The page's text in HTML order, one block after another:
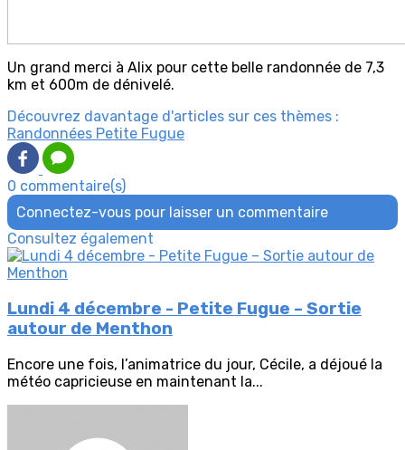
Un grand merci à Alix pour cette belle randonnée de 7,3
km et 600m de dénivelé.
Découvrez davantage d'articles sur ces thèmes :
Randonnées Petite Fugue
0 commentaire(s)
Connectez-vous pour laisser un commentaire
Consultez également
Lundi 4 décembre - Petite Fugue – Sortie
autour de Menthon
Encore une fois, l’animatrice du jour, Cécile, a déjoué la
météo capricieuse en maintenant la...